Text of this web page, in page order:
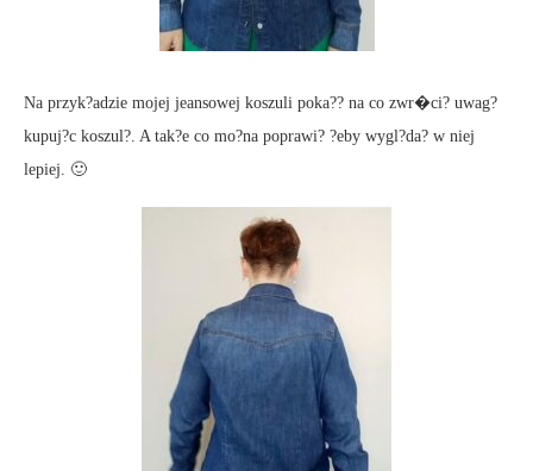
Na przyk?adzie mojej jeansowej koszuli poka?? na co zwr�ci? uwag?
kupuj?c koszul?. A tak?e co mo?na poprawi? ?eby wygl?da? w niej
lepiej. 🙂